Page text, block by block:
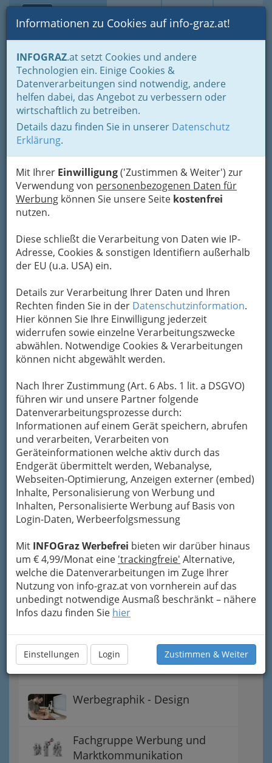
Suche Login Toggle
Informationen zu Cookies auf info-graz.at!
INFOGRAZ.at setzt Cookies und andere
Technologien ein. Einige Cookies &
Datenverarbeitungen sind notwendig, andere
helfen dabei, das Angebot zu verbessern oder
wirtschaftlich zu betreiben.
Details dazu finden Sie in unserer Datenschutz
Erklärung.
Mit Ihrer Einwilligung('Zustimmen & Weiter') zur
Verwendung von personenbezogenen Daten für
Werbung können Sie unsere Seite kostenfrei
nutzen.
Diese schließt die Verarbeitung von Daten wie IP-
Adresse, Cookies & sonstigen Identifiern außerhalb
der EU (u.a. USA) ein.
Details zur Verarbeitung Ihrer Daten und Ihren
Rechten finden Sie in der Datenschutzinformation.
Hier können Sie Ihre Einwilligung jederzeit
widerrufen sowie einzelne Verarbeitungszwecke
abwählen. Notwendige Cookies & Verarbeitungen
können nicht abgewählt werden.
Nach Ihrer Zustimmung (Art. 6 Abs. 1 lit. a DSGVO)
führen wir und unsere Partner folgende
Datenverarbeitungsprozesse durch:
Informationen auf einem Gerät speichern, abrufen
und verarbeiten, Verarbeiten von
Geräteinformationen welche aktiv durch das
Endgerät übermittelt werden, Webanalyse,
Webseiten-Optimierung, Anzeigen externer (embed)
Inhalte, Personalisierung von Werbung und
Inhalten, Personalisierte Werbung auf Basis von
Login-Daten, Werbeerfolgsmessung
Mit INFOGraz Werbefrei bieten wir darüber hinaus
um € 4,99/Monat eine 'trackingfreie' Alternative,
welche die Datenverarbeitungen im Zuge Ihrer
Nutzung von info-graz.at von vornherein auf das
unbedingt notwendige Ausmaß beschränkt – nähere
Infos dazu finden Sie hier
Einstellungen Login Zustimmen & Weiter
Home Branchen
Gewerbe, Handwerk, Banken
Information und Consulting
Werbung & Marktkommunikation
Ankündigungsunternehmen - Außenwerbung
Ursula Leidorfer
Prof.-Franz-Spath-Ring 32, 8042 Graz
Karte
Adresse mit Google Maps anschauen
Navigation
Konzeption, Entwicklung und
Optimierung
Werbeagentur -
Werbeberatung -
Werbemittlung
Werbegestalter -
Werbearchitekt
Werbegraphik - Design
Fachgruppe Werbung und
Marktkommunikation